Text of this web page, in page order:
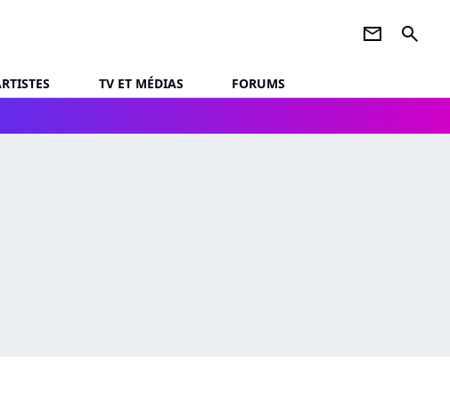
newsletter search
TV ET MÉDIAS
FORUMS